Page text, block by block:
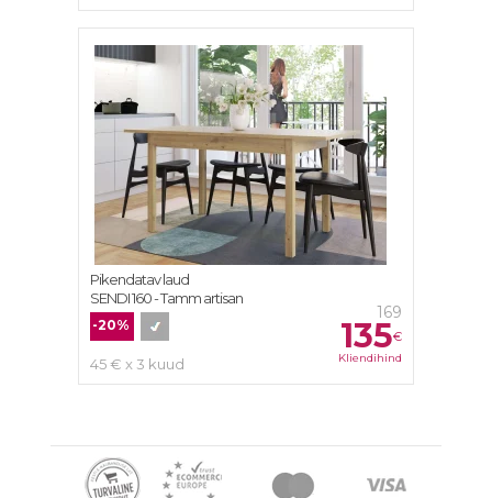
169
135€
Kliendihind
-20%
45 € x 3 kuud
Pikendatav laud
SENDI 160 - Tamm artisan